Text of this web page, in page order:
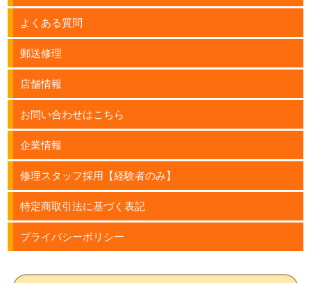
よくある質問
郵送修理
店舗情報
お問い合わせはこちら
企業情報
修理スタッフ採用【経験者のみ】
特定商取引法に基づく表記
プライバシーポリシー